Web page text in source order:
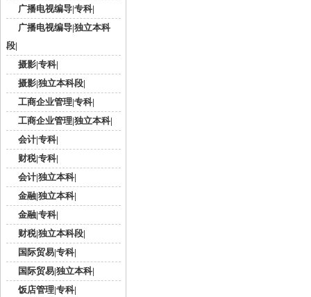
广播电视编导|专科|
广播电视编导|独立本科
段|
摄影|专科|
摄影|独立本科段|
工商企业管理|专科|
工商企业管理|独立本科|
会计|专科|
财税|专科|
会计|独立本科|
金融|独立本科|
金融|专科|
财税|独立本科段|
国际贸易|专科|
国际贸易|独立本科|
饭店管理|专科|